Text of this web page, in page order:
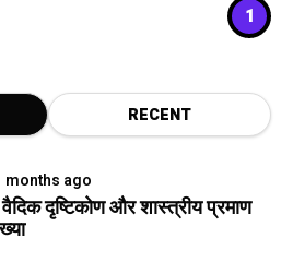
1
RECENT
months ago
दृष्टिकोण और शास्त्रीय प्रमाण